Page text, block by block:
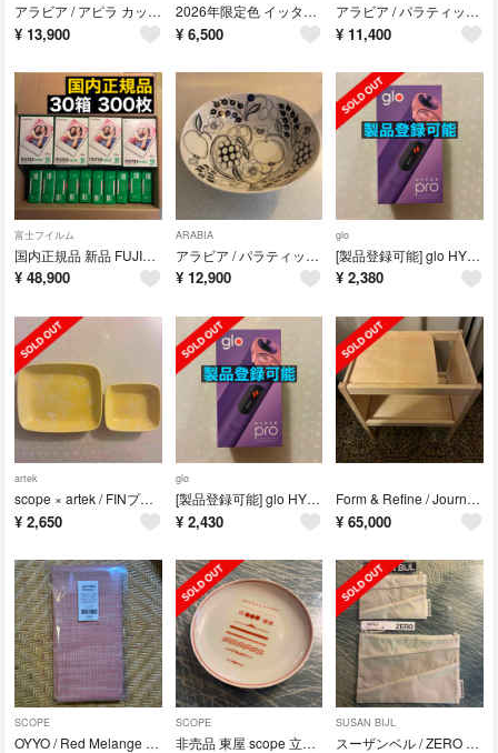
アラビア / アピラ カップ＆ソーサー ティーカップ マグカップ プレート
¥ 13,900
2026年限定色 イッタラ / エッセンス ホワイトワイン ローズ 2個セット ペア ワイングラス シャンパングラス
¥ 6,500
アラビア / パラティッシ オーバルボウル 23cm ブラック scope スコープ
¥ 11,400
富士フイルム
国内正規品 新品 FUJIFILM 富士フィルム チェキ フイルム instax mini JP1(10枚入) 30箱 300枚
¥ 48,900
ARABIA
アラビア / パラティッシ オーバルボウル 23cm ブラック
¥ 12,900
glo
[製品登録可能] glo HYPER pro パープル・サファイア
¥ 2,380
artek
scope × artek / FINプレート lehti イエロー
¥ 2,650
glo
[製品登録可能] glo HYPER pro グローハイパープロ パープル
¥ 2,430
Form & Refine / Journal Side Table
¥ 65,000
SCOPE
OYYO / Red Melange 90cm scope 風呂敷
SCOPE
非売品 東屋 scope 立花文穂 印判小皿 罫景 赤絵 スコープ
SUSAN BIJL
スーザンベル / ZERO ポーチ サイズS・Mセット